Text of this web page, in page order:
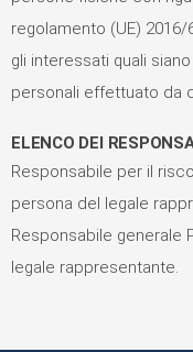
regolamento (UE)
gli interessati quali
personali effettuato da
ELENCO DEI
Responsabile per il
persona del legale
Responsabile generale
legale rappresentante.